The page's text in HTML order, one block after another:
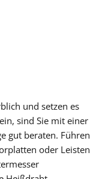
und setzen es
sind Sie mit einer
gut beraten. Führen
oder Leisten